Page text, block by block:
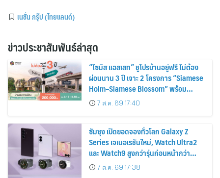
เนชั่น กรุ๊ป (ไทยแลนด์)
ข่าวประชาสัมพันธ์ล่าสุด
“ไซมิส แอสเสท” ชูโปรบ้านอยู่ฟรี ไม่ต้อง
ผ่อนนาน 3 ปี เจาะ 2 โครงการ “Siamese
Holm–Siamese Blossom” พร้อม
ส่วนลดและสิทธิพิเศษถึง 31 สิงหาคม
2569
7 ส.ค. 69 17:40
ซัมซุง เปิดยอดจองทั่วโลก Galaxy Z
Series เจเนอเรชันใหม่, Watch Ultra2
และ Watch9 สูงกว่ารุ่นก่อนหน้ากว่า
30%7 ส.ค. 69 17:38